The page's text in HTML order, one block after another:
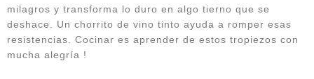
milagros y transforma lo duro en algo tierno que se
deshace. Un chorrito de vino tinto ayuda a romper esas
resistencias. Cocinar es aprender de estos tropiezos con
mucha alegría !